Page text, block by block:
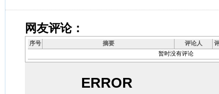
网友评论：
序号 摘要 评论人
暂时没有评论